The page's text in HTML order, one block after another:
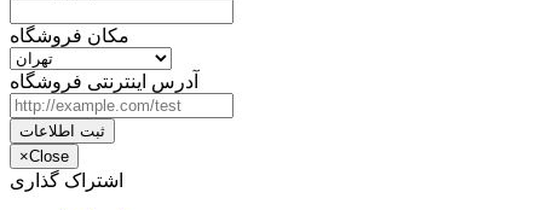
مکان فروشگاه
آدرس اینترنتی فروشگاه
ثبت اطلاعات
×Close
اشتراک گذاری